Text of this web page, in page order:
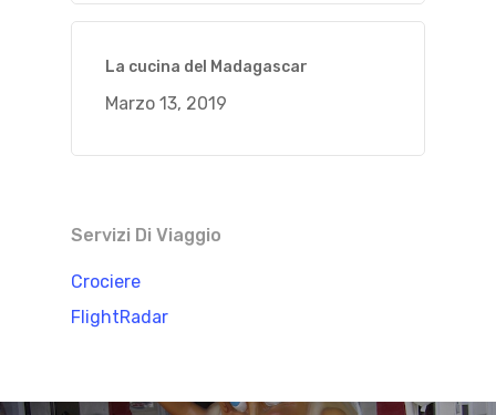
La cucina del Madagascar
Marzo 13, 2019
Servizi Di Viaggio
Crociere
FlightRadar